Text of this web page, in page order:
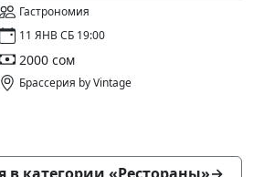
Гастрономия
11 ЯНВ СБ 19:00
2000 сом
Брассерия by Vintage